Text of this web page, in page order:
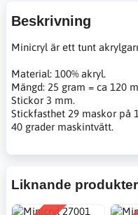
Beskrivning
Minicryl är ett tunt
Material: 100% akryl.
Mängd: 25 gram = ca 120
Stickor 3 mm.
Stickfasthet 29 maskor på
40 grader maskintvätt.
Liknande produkter